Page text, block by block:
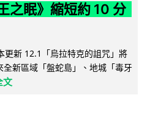
之眠》縮短約 10 分
更新 12.1「烏拉特克的詛咒」將
新區域「盤蛇島」、地城「毒牙
文